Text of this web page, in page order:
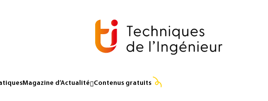
Magazine d’Actualité Contenus gratuits